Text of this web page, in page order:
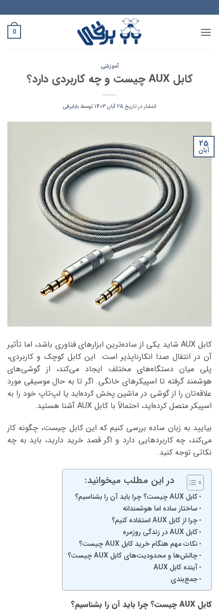
to
content
0
آموزشی
کابل AUX چیست و چه کاربردی دارد؟
انتشار در تاریخ25 آبان 1403 توسطبابابرقی
25
آبان
کابل AUX شاید یکی از ساده‌ترین ابزارهای فناوری باشد، اما تأثیر
آن در انتقال صدا انکارناپذیر است. این کابل کوچک و کاربردی،
پلی میان دستگاه‌های مختلف ایجاد می‌کند، از گوشی‌های
هوشمند گرفته تا اسپیکرهای خانگی. اگر تا به حال موسیقی مورد
علاقه‌تان را از گوشی در ماشین پخش کرده‌اید یا لپ‌تاپ خود را به
اسپیکر متصل کرده‌اید، احتمالاً با کابل AUX آشنا هستید.
بیایید به زبان ساده بررسی کنیم که این کابل چیست، چگونه کار
می‌کند، چه کاربردهایی دارد و اگر قصد خرید دارید، باید به چه
نکاتی توجه کنید.
در این مطلب میخوانید:
کابل AUX چیست؟ چرا باید آن را بشناسیم؟
ساختار ساده اما هوشمندانه
چرا از کابل AUX استفاده کنیم؟
کابل AUX در زندگی روزمره
نکات مهم هنگام خرید کابل AUX چیست؟
چالش‌ها و محدودیت‌های کابل AUX چیست؟
آینده کابل AUX
جمع‌بندی
کابل AUX چیست؟ چرا باید آن را بشناسیم؟